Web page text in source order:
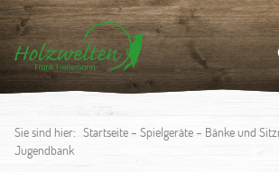
Sie sind hier: Startseite– Spielgeräte– Bänke und
Jugendbank